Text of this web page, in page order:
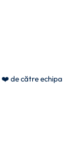
❤️ de către echipa